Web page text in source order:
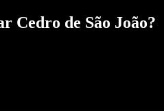
Cedro de São João?